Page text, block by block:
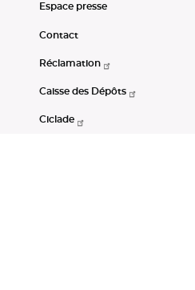
Espace presse
Contact
Réclamation
Caisse des Dépôts
Ciclade